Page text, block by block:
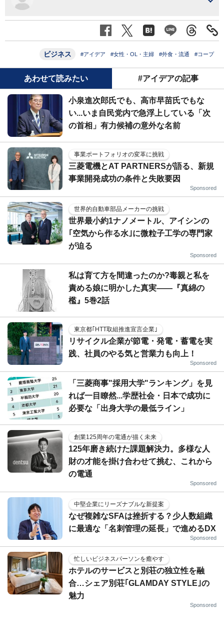
ビジネス #アイデア #女性・OL・主婦 #外食・流通 #コープ
あわせて読みたい #アイデアの記事
小泉進次郎氏でも、高市早苗氏でもな
い...いま自民党内で急浮上している「次
の首相」有力候補の意外な名前
事業ポートフォリオの変革に挑戦
三菱電機とAT PARTNERSが語る、新規
事業開発成功の条件と失敗要因
Sponsored
世界的自動車部品メーカーの挑戦
世界最小約1ナノメートル、アイシンの
｢空気から作る水｣に微粒子工学の専門家
が迫る
Sponsored
私は育て方を間違ったのか?毒親と私を
責める娘に明かした真実――『真綿の
檻』5巻2話
東京都｢HTT取組推進宣言企業｣
リサイクル企業が節電・発電・蓄電を実
践、社員のやる気と営業力も向上！
Sponsored
「三菱商事"採用大学"ランキング」を見
れば一目瞭然...学歴社会・日本で成功に
必要な「出身大学の最低ライン」
創業125周年の電通が描く未来
125年磨き続けた課題解決力。多様な人
財の才能を掛け合わせて挑む、これから
の電通
Sponsored
中堅企業にリーズナブルな新提案
なぜ複雑なSFAは挫折する？少人数組織
に最適な「名刺管理の延長」で進めるDX
Sponsored
忙しいビジネスパーソンを癒やす
ホテルのサービスと別荘の独立性を融
合…シェア別荘｢GLAMDAY STYLE｣の
魅力
Sponsored